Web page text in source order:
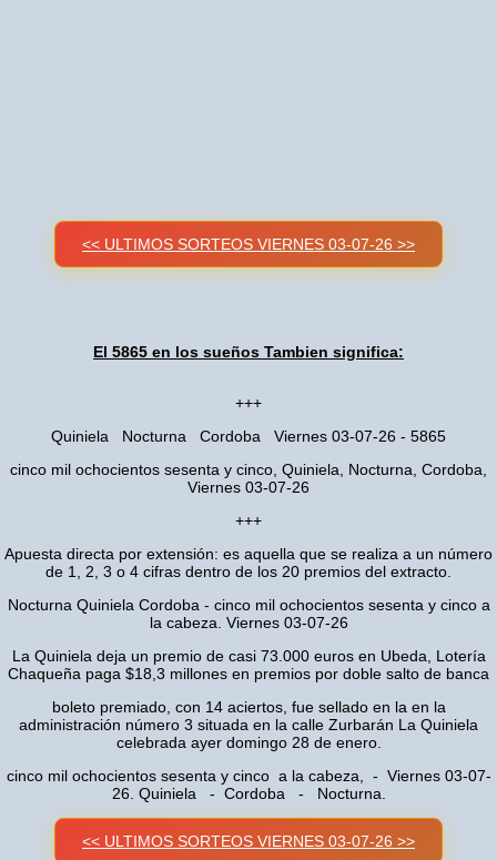
<< ULTIMOS SORTEOS VIERNES 03-07-26 >>
El 5865 en los sueños Tambien significa:
+++
Quiniela Nocturna Cordoba Viernes 03-07-26 - 5865
cinco mil ochocientos sesenta y cinco, Quiniela, Nocturna, Cordoba,
Viernes 03-07-26
+++
Apuesta directa por extensión: es aquella que se realiza a un número
de 1, 2, 3 o 4 cifras dentro de los 20 premios del extracto.
Nocturna Quiniela Cordoba - cinco mil ochocientos sesenta y cinco a
la cabeza. Viernes 03-07-26
La Quiniela deja un premio de casi 73.000 euros en Ubeda, Lotería
Chaqueña paga $18,3 millones en premios por doble salto de banca
boleto premiado, con 14 aciertos, fue sellado en la en la
administración número 3 situada en la calle Zurbarán La Quiniela
celebrada ayer domingo 28 de enero.
cinco mil ochocientos sesenta y cinco a la cabeza, - Viernes 03-07-
26. Quiniela - Cordoba - Nocturna.
<< ULTIMOS SORTEOS VIERNES 03-07-26 >>